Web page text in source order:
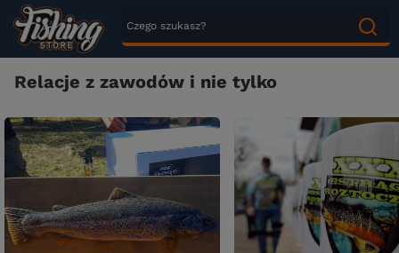
Relacje z zawodów i nie tylko